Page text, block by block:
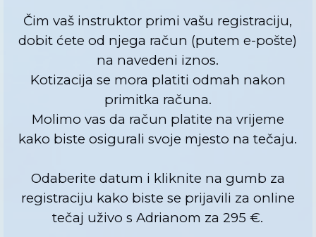
Čim vaš instruktor primi vašu registraciju,
dobit ćete od njega račun (putem e-pošte)
na navedeni iznos.
Kotizacija se mora platiti odmah nakon
primitka računa.
Molimo vas da račun platite na vrijeme
kako biste osigurali svoje mjesto na tečaju.
Odaberite datum i kliknite na gumb za
registraciju kako biste se prijavili za online
tečaj uživo s Adrianom za 295 €.